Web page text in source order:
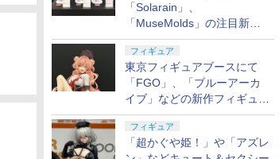
「Solarain」、
「MuseMolds」の注目新作
フィギュアが展示【ホビーメ
ーカー合同展示会】
フィギュア
東京フィギュアブースにて
「FGO」、「ブルーアーカ
イブ」などの新作フィギュア
が展示【ホビーメーカー合同
展示会】
フィギュア
「超かぐや姫！」や「アズレ